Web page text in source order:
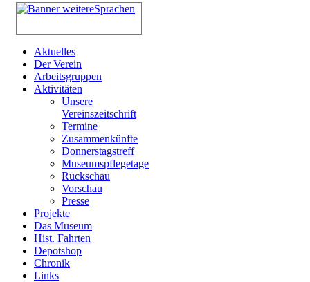
Aktuelles
Der Verein
Arbeitsgruppen
Aktivitäten
Unsere
Vereinszeitschrift
Termine
Zusammenkünfte
Donnerstagstreff
Museumspflegetage
Rückschau
Vorschau
Presse
Projekte
Das Museum
Hist. Fahrten
Depotshop
Chronik
Links